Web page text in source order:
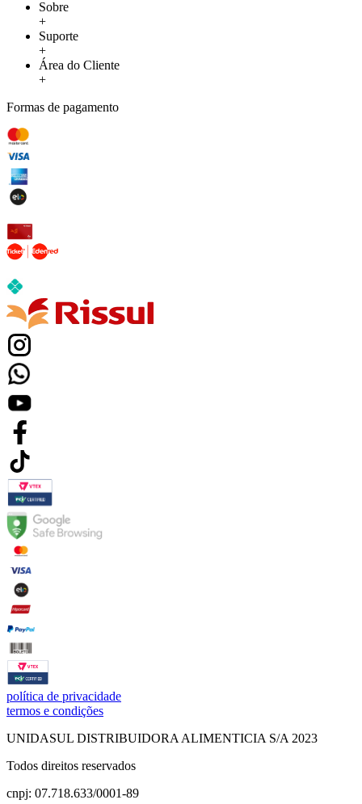
Sobre
+
Suporte
+
Área do Cliente
+
Formas de pagamento
política de privacidade
termos e condições
UNIDASUL DISTRIBUIDORA ALIMENTICIA S/A 2023
Todos direitos reservados
cnpj: 07.718.633/0001-89